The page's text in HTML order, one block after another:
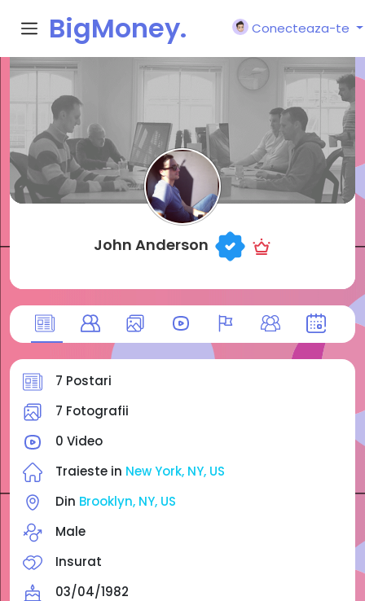
BigMoney.
VIP
Conecteaza-te
John Anderson
7 Postari
7 Fotografii
0 Video
Traieste in New York, NY, US
Din Brooklyn, NY, US
Male
Insurat
03/04/1982